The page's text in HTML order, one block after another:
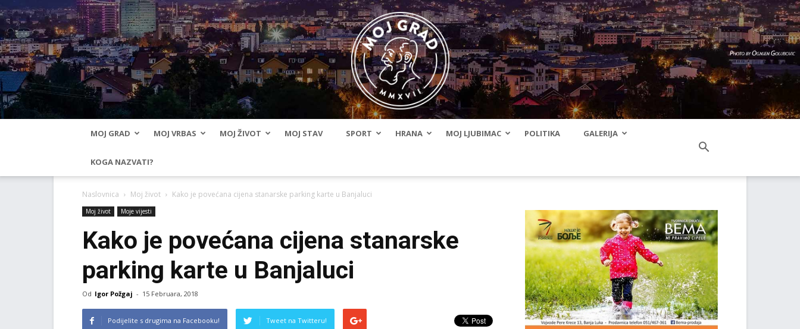
MOJ GRAD MOJ VRBAS MOJ ŽIVOT MOJ STAV SPORT HRANA MOJ LJUBIMAC POLITIKA GALERIJA
KOGA NAZVATI?
Naslovnica Moj život Kako je povećana cijena stanarske parking karte u Banjaluci
Moj život Moje vijesti
Kako je povećana cijena stanarske
parking karte u Banjaluci
Od Igor Požgaj - 15 Februara, 2018
Podijelite s drugima na Facebooku! Tweet na Twitteru!